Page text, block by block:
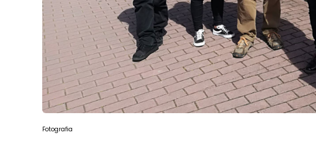
Fotografia